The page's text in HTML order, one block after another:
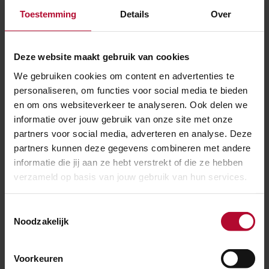
Toestemming Details Over
Deze website maakt gebruik van cookies
We gebruiken cookies om content en advertenties te
personaliseren, om functies voor social media te bieden
en om ons websiteverkeer te analyseren. Ook delen we
informatie over jouw gebruik van onze site met onze
partners voor social media, adverteren en analyse. Deze
partners kunnen deze gegevens combineren met andere
informatie die jij aan ze hebt verstrekt of die ze hebben
verzameld op basis van jouw gebruik van hun services.
Noodzakelijk
Voorkeuren
verloren waren.’
De vier mannen hebben hun namen op papier gezet,
dat papier in een fles gestopt en die fles ingemetseld.
deze vondst: het gebeurt niet vaak dat we iets
tegenkomen dat bewust voor de toekomst is
verborgen, maar wel om te vinden. Jerry: 'Ik vind het
mooi om te zien dat we ruim 130 jaar later nog eens
terugdenken aan Arnoldus ten Hulscher, Lieuwe
Brameijer, Rudolf Affolter en J. Postema. Zou dat ook
Lees de biografie van Jan Postema
Lees de biografie van Rudolph Affolter
Lees